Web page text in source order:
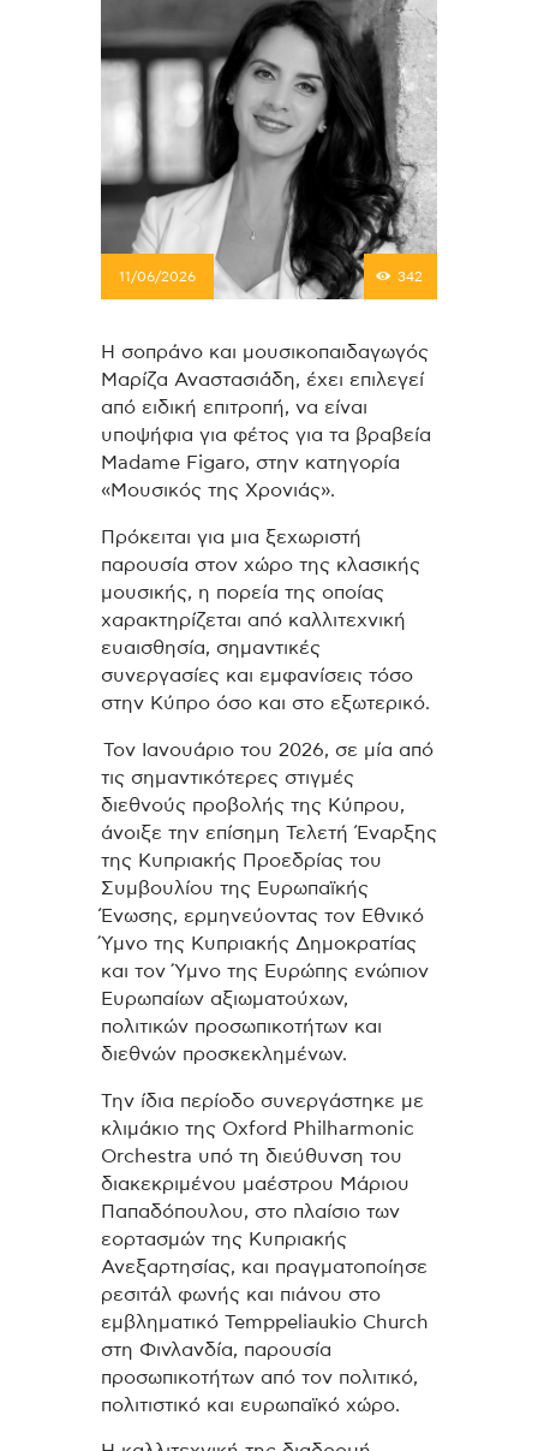
11/06/2026 342
H σοπράνο και μουσικοπαιδαγωγός
Μαρίζα Αναστασιάδη, έχει επιλεγεί
από ειδική επιτροπή, να είναι
υποψήφια για φέτος για τα βραβεία
Madame Figaro, στην κατηγορία
«Μουσικός της Χρονιάς».
Πρόκειται για μια ξεχωριστή
παρουσία στον χώρο της κλασικής
μουσικής, η πορεία της οποίας
χαρακτηρίζεται από καλλιτεχνική
ευαισθησία, σημαντικές
συνεργασίες και εμφανίσεις τόσο
στην Κύπρο όσο και στο εξωτερικό.
Τον Ιανουάριο του 2026, σε μία από
τις σημαντικότερες στιγμές
διεθνούς προβολής της Κύπρου,
άνοιξε την επίσημη Τελετή Έναρξης
της Κυπριακής Προεδρίας του
Συμβουλίου της Ευρωπαϊκής
Ένωσης, ερμηνεύοντας τον Εθνικό
Ύμνο της Κυπριακής Δημοκρατίας
και τον Ύμνο της Ευρώπης ενώπιον
Ευρωπαίων αξιωματούχων,
πολιτικών προσωπικοτήτων και
διεθνών προσκεκλημένων.
Την ίδια περίοδο συνεργάστηκε με
κλιμάκιο της Oxford Philharmonic
Orchestra υπό τη διεύθυνση του
διακεκριμένου μαέστρου Μάριου
Παπαδόπουλου, στο πλαίσιο των
εορτασμών της Κυπριακής
Ανεξαρτησίας, και πραγματοποίησε
ρεσιτάλ φωνής και πιάνου στο
εμβληματικό Temppeliaukio Church
στη Φινλανδία, παρουσία
προσωπικοτήτων από τον πολιτικό,
πολιτιστικό και ευρωπαϊκό χώρο.